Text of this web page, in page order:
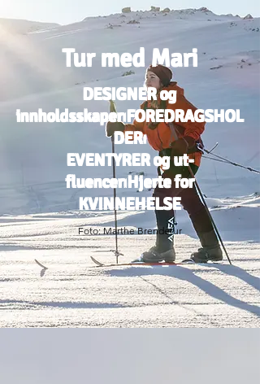
Tur med Mari
DESIGNER og
innholdsskaper⏐FOREDRAGSHOL
DER⏐
EVENTYRER og ut-
fluencer⏐Hjerte for
KVINNEHELSE
Foto: Marthe Brendefur